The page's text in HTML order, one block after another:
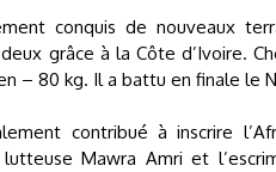
conquis de nouveaux
grâce à la Côte d’Ivoire.
– 80 kg. Il a battu en finale le
contribué à inscrire
Mawra Amri et